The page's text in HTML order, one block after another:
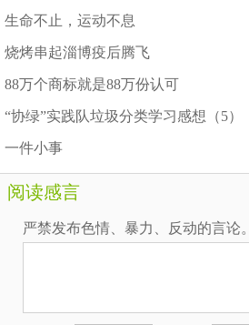
​生命不止，运动不息
烧烤串起淄博疫后腾飞
88万个商标就是88万份认可
“协绿”实践队垃圾分类学习感想（5）
一件小事
阅读感言
严禁发布色情、暴力、反动的言论。